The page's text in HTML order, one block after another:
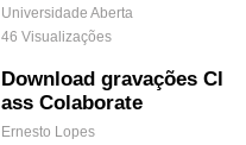
Universidade Aberta
46 Visualizações
Download gravações Cl
ass Colaborate
Ernesto Lopes